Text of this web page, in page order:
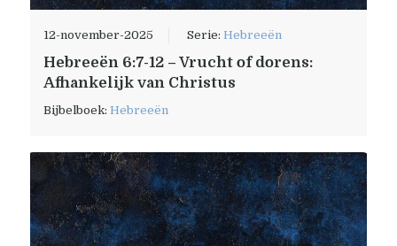
12-november-2025 Serie:Hebreeën
Hebreeën 6:7-12 – Vrucht of dorens:
Afhankelijk van Christus
Bijbelboek:Hebreeën